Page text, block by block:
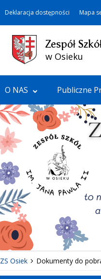
Deklaracja dostępności Mapa
Zespół
w Osieku
O NAS Publiczne
ZS Osiek Dokumenty do